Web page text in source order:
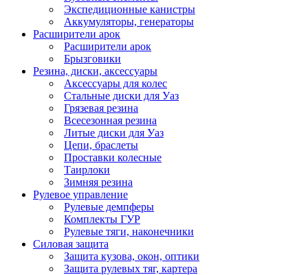
Экспедиционные канистры
Аккумуляторы, генераторы
Расширители арок
Расширители арок
Брызговики
Резина, диски, аксессуары
Аксессуары для колес
Стальные диски для Уаз
Грязевая резина
Всесезонная резина
Литые диски для Уаз
Цепи, браслеты
Проставки колесные
Таирлоки
Зимняя резина
Рулевое управление
Рулевые демпферы
Комплекты ГУР
Рулевые тяги, наконечники
Силовая защита
Защита кузова, окон, оптики
Защита рулевых тяг, картера